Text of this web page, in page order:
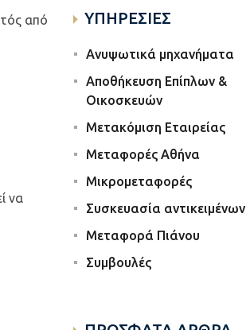
από
να
ΥΠΗΡΕΣΙΕΣ
Ανυψωτικά μηχανήματα
Αποθήκευση Επίπλων &
Οικοσκευών
Μετακόμιση Εταιρείας
Μεταφορές Αθήνα
Μικρομεταφορές
Συσκευασία αντικειμένων
Μεταφορά Πιάνου
Συμβουλές